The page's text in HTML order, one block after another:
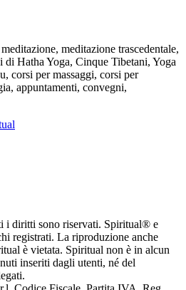
meditazione trascedentale,
di Hatha Yoga, Cinque Tibetani, Yoga
corsi per massaggi, corsi per
appuntamenti, convegni,
i diritti sono riservati. Spiritual® e
registrati. La riproduzione anche
è vietata. Spiritual non è in alcun
inseriti dagli utenti, né del